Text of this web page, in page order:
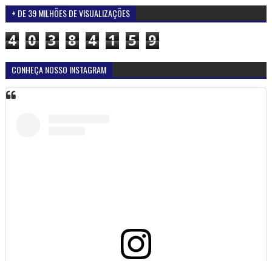
+ DE 39 MILHÕES DE VISUALIZAÇÕES
4 0 3 8 4 1 5 9
CONHEÇA NOSSO INSTAGRAM